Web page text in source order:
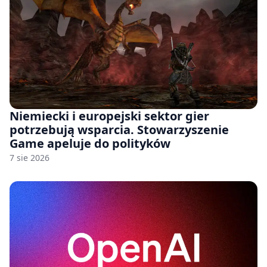
Niemiecki i europejski sektor gier
potrzebują wsparcia. Stowarzyszenie
Game apeluje do polityków
7 sie 2026